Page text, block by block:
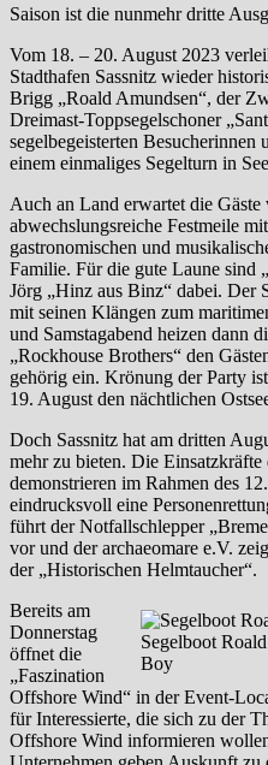
Saison ist die nunmehr dritte
Vom 18. – 20. August 2023
Stadthafen Sassnitz wieder
Brigg „Roald Amundsen“, der
Dreimast-Toppsegelschoner
segelbegeisterten Besucherinnen
einem einmaliges Segelturn in
Auch an Land erwartet die
abwechslungsreiche Festmeile
gastronomischen und
Familie. Für die gute Laune sind
Jörg „Hinz aus Binz“ dabei. Der
mit seinen Klängen zum
und Samstagabend heizen dann
„Rockhouse Brothers“ den
gehörig ein. Krönung der Party
19. August den nächtlichen
Doch Sassnitz hat am dritten
mehr zu bieten. Die
demonstrieren im Rahmen des
eindrucksvoll eine
führt der Notfallschlepper
vor und der archaeomare e.V.
der „Historischen Helmtaucher“.
Segelboot
Boy
Bereits am
Donnerstag
öffnet die
„Faszination
Offshore Wind“ in der Event-
für Interessierte, die sich zu der
Offshore Wind informieren